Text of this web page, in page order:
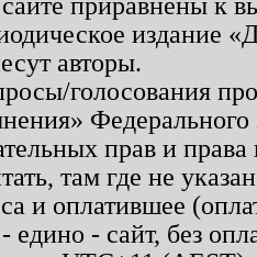
издание
авторы.
голосования
прав и
там где не
и оплатившее
едино - сайт, без